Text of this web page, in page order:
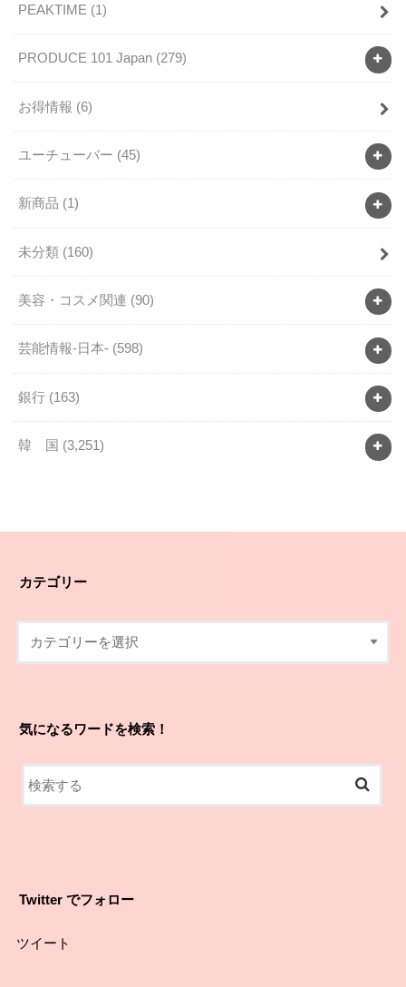
PEAKTIME (1)
PRODUCE 101 Japan (279)
お得情報 (6)
ユーチューバー (45)
新商品 (1)
未分類 (160)
美容・コスメ関連 (90)
芸能情報-日本- (598)
銀行 (163)
韓 国 (3,251)
カテゴリー
気になるワードを検索！
Twitter でフォロー
ツイート